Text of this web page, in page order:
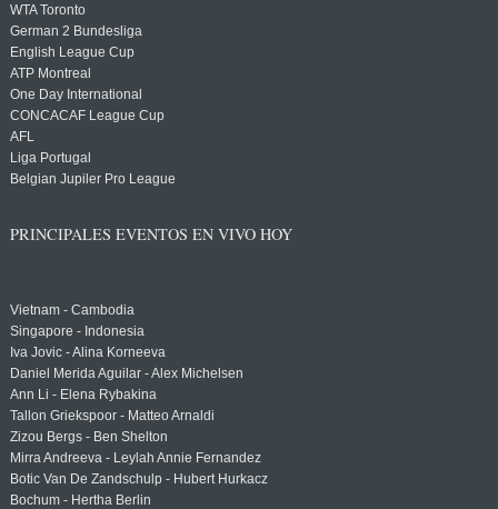
WTA Toronto
German 2 Bundesliga
English League Cup
ATP Montreal
One Day International
CONCACAF League Cup
AFL
Liga Portugal
Belgian Jupiler Pro League
PRINCIPALES EVENTOS EN VIVO HOY
Vietnam - Cambodia
Singapore - Indonesia
Iva Jovic - Alina Korneeva
Daniel Merida Aguilar - Alex Michelsen
Ann Li - Elena Rybakina
Tallon Griekspoor - Matteo Arnaldi
Zizou Bergs - Ben Shelton
Mirra Andreeva - Leylah Annie Fernandez
Botic Van De Zandschulp - Hubert Hurkacz
Bochum - Hertha Berlin